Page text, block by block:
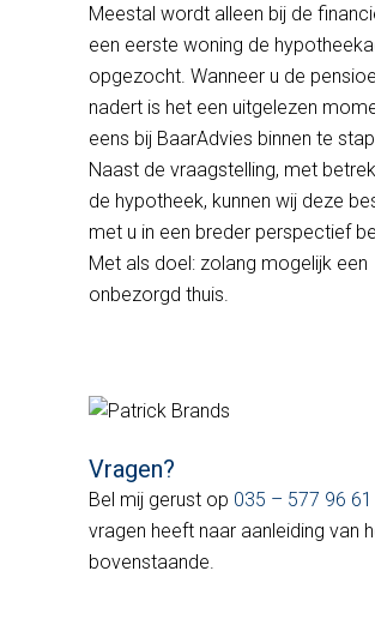
Meestal wordt alleen bij de
een eerste woning de
opgezocht. Wanneer u de
nadert is het een uitgelezen
eens bij BaarAdvies binnen te
Naast de vraagstelling, met
de hypotheek, kunnen wij deze
met u in een breder perspectief
Met als doel: zolang mogelijk een
onbezorgd thuis.
Vragen?
Bel mij gerust op 035 – 577 96 61
vragen heeft naar aanleiding van
bovenstaande.